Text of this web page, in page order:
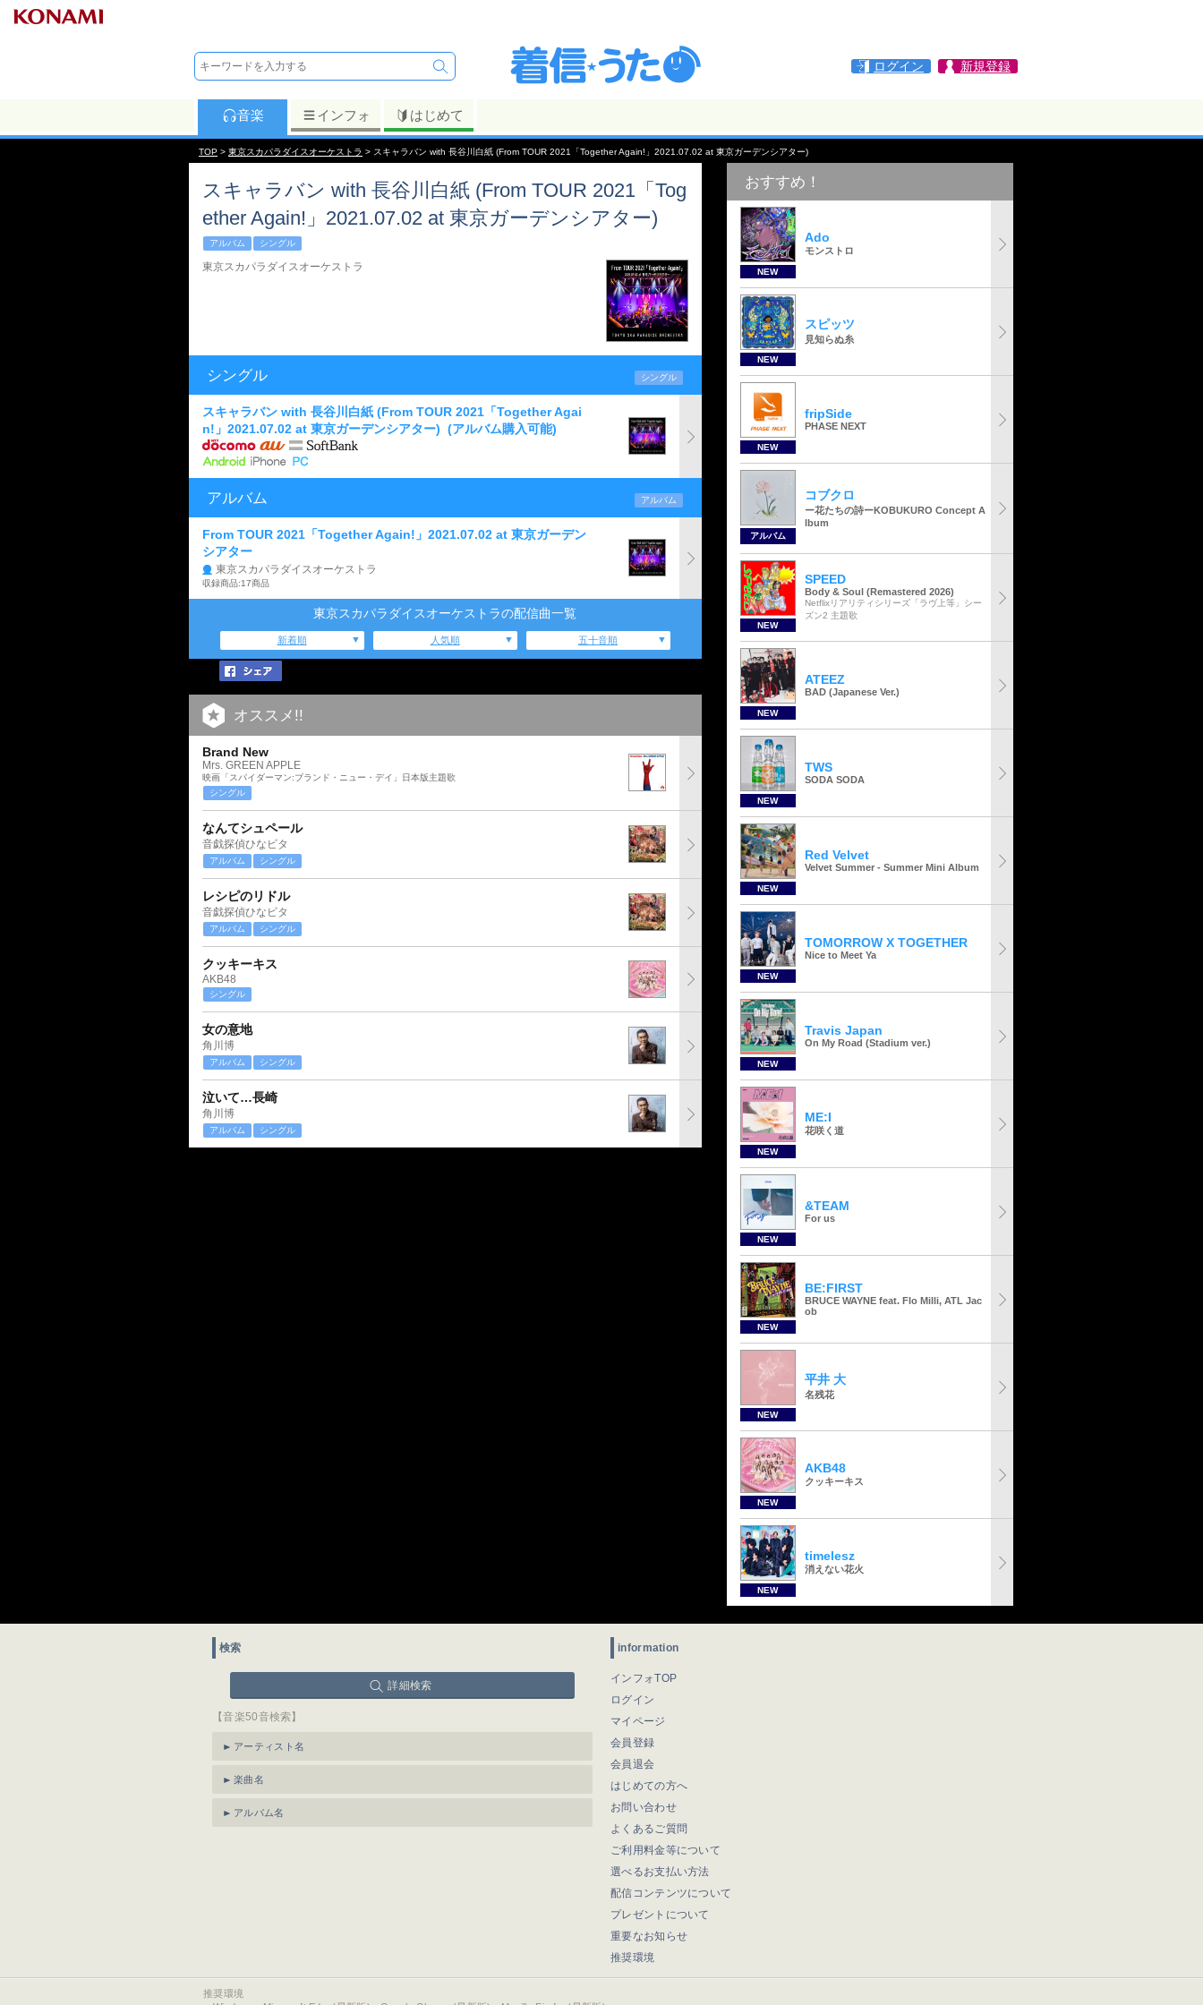
ログイン 新規登録
音楽 インフォ はじめて
TOP > 東京スカパラダイスオーケストラ > スキャラバン with 長谷川白紙 (From TOUR 2021「Together Again!」2021.07.02 at 東京ガーデンシアター)
スキャラバン with 長谷川白紙 (From TOUR 2021「Tog
ether Again!」2021.07.02 at 東京ガーデンシアター)
アルバム シングル
東京スカパラダイスオーケストラ
シングル シングル
スキャラバン with 長谷川白紙 (From TOUR 2021「Together Agai
n!」2021.07.02 at 東京ガーデンシアター) (アルバム購入可能)
アルバム アルバム
From TOUR 2021「Together Again!」2021.07.02 at 東京ガーデン
シアター
東京スカパラダイスオーケストラ
収録商品:17商品
東京スカパラダイスオーケストラの配信曲一覧
新着順 人気順 五十音順
オススメ!!
Brand New
Mrs. GREEN APPLE
映画「スパイダーマン:ブランド・ニュー・デイ」日本版主題歌
シングル
なんてシュペール
音戯探偵ひなビタ
アルバム シングル
レシピのリドル
音戯探偵ひなビタ
アルバム シングル
クッキーキス
AKB48
シングル
女の意地
角川博
アルバム シングル
泣いて…長崎
角川博
アルバム シングル
おすすめ！
NEW
Ado
モンストロ
NEW
スピッツ
見知らぬ糸
NEW
fripSide
PHASE NEXT
アルバム
コブクロ
ー花たちの詩ーKOBUKURO Concept A
lbum
NEW
SPEED
Body & Soul (Remastered 2026)
Netflixリアリティシリーズ「ラヴ上等」シー
ズン2 主題歌
NEW
ATEEZ
BAD (Japanese Ver.)
NEW
TWS
SODA SODA
NEW
Red Velvet
Velvet Summer - Summer Mini Album
NEW
TOMORROW X TOGETHER
Nice to Meet Ya
NEW
Travis Japan
On My Road (Stadium ver.)
NEW
ME:I
花咲く道
NEW
&TEAM
For us
NEW
BE:FIRST
BRUCE WAYNE feat. Flo Milli, ATL Jac
ob
NEW
平井 大
名残花
NEW
AKB48
クッキーキス
NEW
timelesz
消えない花火
検索
詳細検索
【音楽50音検索】
アーティスト名
楽曲名
アルバム名
information
インフォTOP
ログイン
マイページ
会員登録
会員退会
はじめての方へ
お問い合わせ
よくあるご質問
ご利用料金等について
選べるお支払い方法
配信コンテンツについて
プレゼントについて
重要なお知らせ
推奨環境
推奨環境